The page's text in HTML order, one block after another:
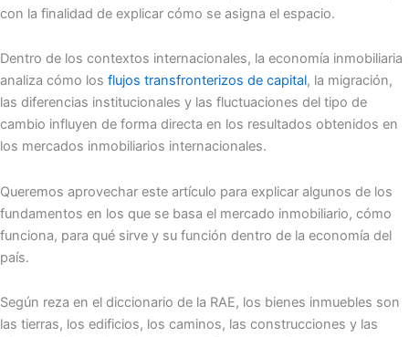
con la finalidad de explicar cómo se asigna el espacio.
Dentro de los contextos internacionales, la economía inmobiliaria
analiza cómo los flujos transfronterizos de capital, la migración,
las diferencias institucionales y las fluctuaciones del tipo de
cambio influyen de forma directa en los resultados obtenidos en
los mercados inmobiliarios internacionales.
Queremos aprovechar este artículo para explicar algunos de los
fundamentos en los que se basa el mercado inmobiliario, cómo
funciona, para qué sirve y su función dentro de la economía del
país.
Según reza en el diccionario de la RAE, los bienes inmuebles son
las tierras, los edificios, los caminos, las construcciones y las